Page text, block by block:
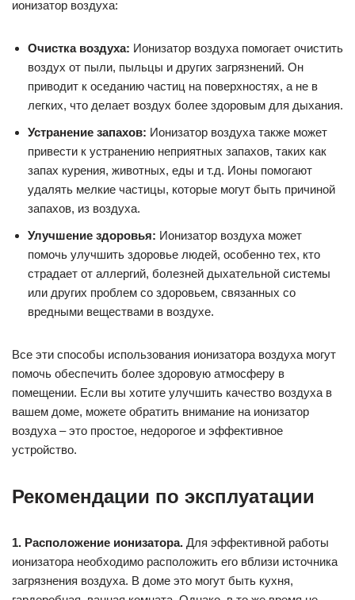
ионизатор воздуха:
Очистка воздуха: Ионизатор воздуха помогает очистить
воздух от пыли, пыльцы и других загрязнений. Он
приводит к оседанию частиц на поверхностях, а не в
легких, что делает воздух более здоровым для дыхания.
Устранение запахов: Ионизатор воздуха также может
привести к устранению неприятных запахов, таких как
запах курения, животных, еды и т.д. Ионы помогают
удалять мелкие частицы, которые могут быть причиной
запахов, из воздуха.
Улучшение здоровья: Ионизатор воздуха может
помочь улучшить здоровье людей, особенно тех, кто
страдает от аллергий, болезней дыхательной системы
или других проблем со здоровьем, связанных со
вредными веществами в воздухе.
Все эти способы использования ионизатора воздуха могут
помочь обеспечить более здоровую атмосферу в
помещении. Если вы хотите улучшить качество воздуха в
вашем доме, можете обратить внимание на ионизатор
воздуха – это простое, недорогое и эффективное
устройство.
Рекомендации по эксплуатации
1. Расположение ионизатора. Для эффективной работы
ионизатора необходимо расположить его вблизи источника
загрязнения воздуха. В доме это могут быть кухня,